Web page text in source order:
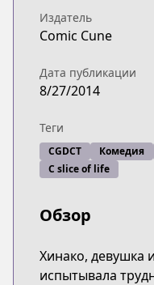
Издатель
Comic Cune
Дата публикации
8/27/2014
Теги
CGDCT Комедия
С slice of life
Обзор
Хинако, девушка
испытывала